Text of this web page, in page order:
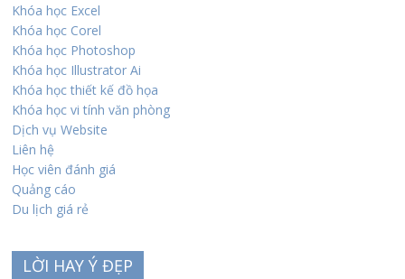
Khóa học Excel
Khóa học Corel
Khóa học Photoshop
Khóa học Illustrator Ai
Khóa học thiết kế đồ họa
Khóa học vi tính văn phòng
Dịch vụ Website
Liên hệ
Học viên đánh giá
Quảng cáo
Du lịch giá rẻ
LỜI HAY Ý ĐẸP